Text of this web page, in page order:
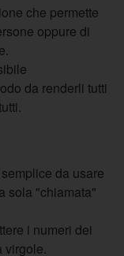
che permette
oppure di
da renderli tutti
da usare
sola "chiamata"
i numeri dei
virgole.